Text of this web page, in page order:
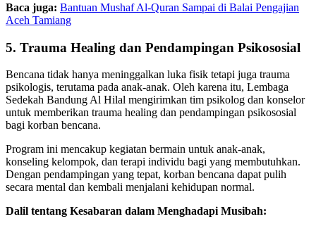
Baca juga: Bantuan Mushaf Al-Quran Sampai di Balai Pengajian
Aceh Tamiang
5. Trauma Healing dan Pendampingan Psikososial
Bencana tidak hanya meninggalkan luka fisik tetapi juga trauma
psikologis, terutama pada anak-anak. Oleh karena itu, Lembaga
Sedekah Bandung Al Hilal mengirimkan tim psikolog dan konselor
untuk memberikan trauma healing dan pendampingan psikososial
bagi korban bencana.
Program ini mencakup kegiatan bermain untuk anak-anak,
konseling kelompok, dan terapi individu bagi yang membutuhkan.
Dengan pendampingan yang tepat, korban bencana dapat pulih
secara mental dan kembali menjalani kehidupan normal.
Dalil tentang Kesabaran dalam Menghadapi Musibah: